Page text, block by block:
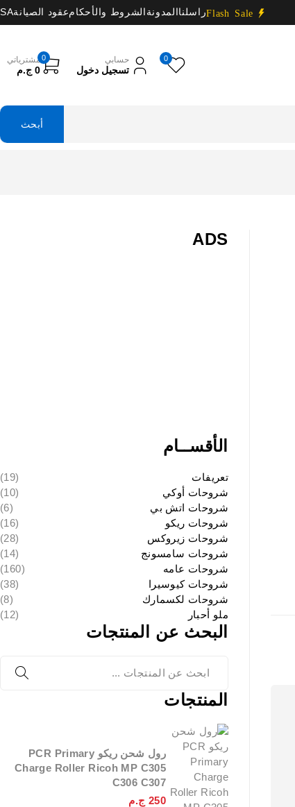
Flash Saleراسلنا المدونة الشروط والأحكامعقود الصيانةSA
0 حسابي
تسجيل دخول
0مشترياتي
0 ج.م
ADS
الأقســام
تعريفات
(19)
شروحات أوكي
(10)
شروحات اتش بي
(6)
شروحات ريكو
(16)
شروحات زيروكس
(28)
شروحات سامسونج
(14)
شروحات عامه
(160)
شروحات كيوسيرا
(38)
شروحات لكسمارك
(8)
ملو أحبار
(12)
البحث عن المنتجات
المنتجات
رول شحن ريكو PCR Primary
Charge Roller Ricoh MP C305
C306 C307
250 ج.م